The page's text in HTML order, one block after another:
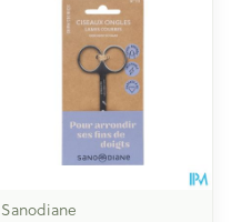
Sanodiane